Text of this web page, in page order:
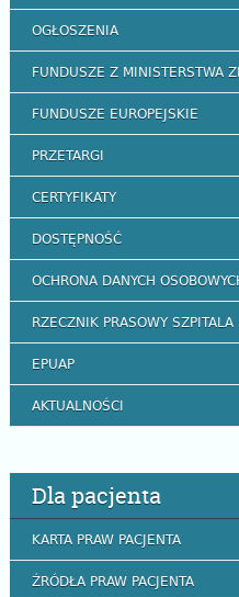
OGŁOSZENIA
FUNDUSZE Z MINISTERSTWA
FUNDUSZE EUROPEJSKIE
PRZETARGI
CERTYFIKATY
DOSTĘPNOŚĆ
OCHRONA DANYCH
RZECZNIK PRASOWY SZPITALA
EPUAP
AKTUALNOŚCI
Dla pacjenta
KARTA PRAW PACJENTA
ŹRÓDŁA PRAW PACJENTA